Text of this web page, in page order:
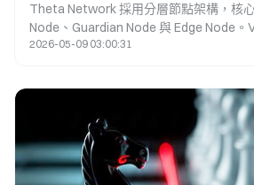
Theta Network 採用分層節點架構，核
Node、Guardian Node 與 Edge Node。
區塊產生及主鏈驗證，Guardian Node 著
鏈安全性、去中心化治理與 AI 邊緣計算
2026-05-09 03:00:31